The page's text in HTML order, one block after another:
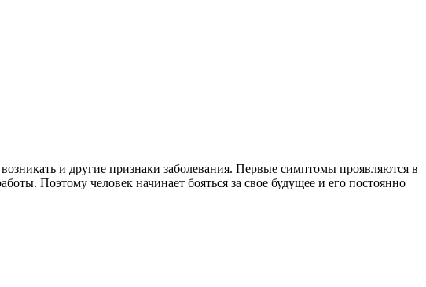
и другие признаки заболевания. Первые симптомы проявляются в
Поэтому человек начинает бояться за свое будущее и его постоянно